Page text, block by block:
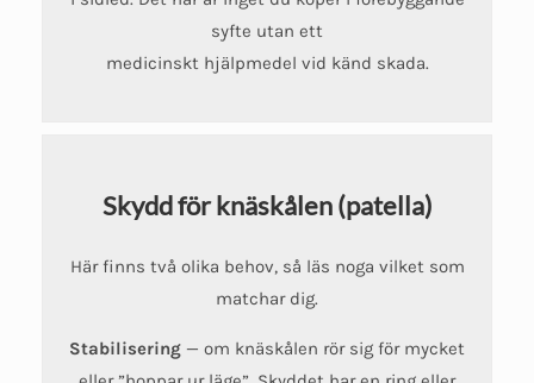
syfte utan ett
medicinskt hjälpmedel vid känd skada.
Skydd för knäskålen (patella)
Här finns två olika behov, så läs noga vilket som
matchar dig.
Stabilisering — om knäskålen rör sig för mycket